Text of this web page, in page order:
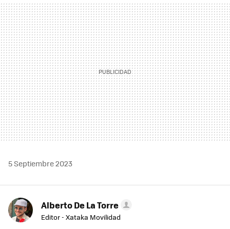
MAIL
5 Septiembre 2023
Alberto De La Torre
Editor - Xataka Movilidad